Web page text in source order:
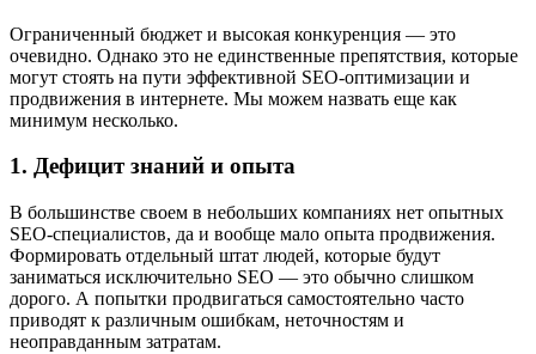
Ограниченный бюджет и высокая конкуренция — это
очевидно. Однако это не единственные препятствия, которые
могут стоять на пути эффективной SEO-оптимизации и
продвижения в интернете. Мы можем назвать еще как
минимум несколько.
1. Дефицит знаний и опыта
В большинстве своем в небольших компаниях нет опытных
SEO-специалистов, да и вообще мало опыта продвижения.
Формировать отдельный штат людей, которые будут
заниматься исключительно SEO — это обычно слишком
дорого. А попытки продвигаться самостоятельно часто
приводят к различным ошибкам, неточностям и
неоправданным затратам.